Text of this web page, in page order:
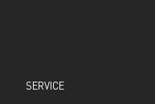
SERVICE